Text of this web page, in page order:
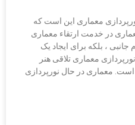
معماری این است که
در خدمت ارتقاء معماری
، بلکه برای ایجاد یک
معماری تلاقی هنر
معماری در حال نورپردازی